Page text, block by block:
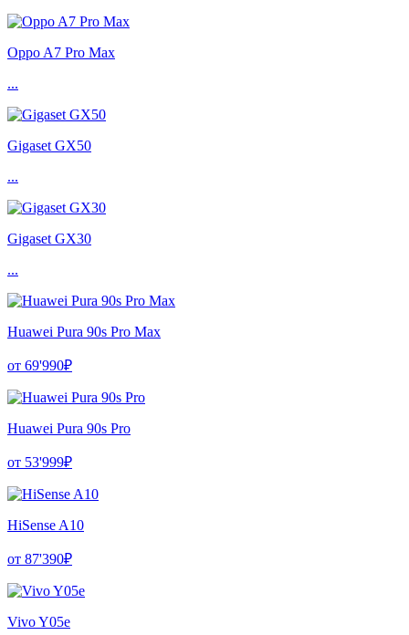
Oppo A7 Pro Max
...
Gigaset GX50
...
Gigaset GX30
...
Huawei Pura 90s Pro Max
от 69'990₽
Huawei Pura 90s Pro
от 53'999₽
HiSense A10
от 87'390₽
Vivo Y05e